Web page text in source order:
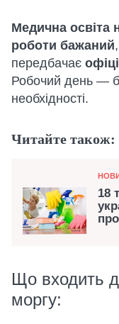
Медична освіта
роботи бажаний
передбачає
Робочий день —
необхідності.
Читайте також:
18
Що входить
моргу: